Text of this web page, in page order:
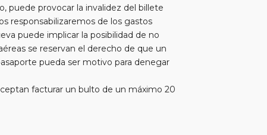
puede provocar la invalidez del billete
responsabilizaremos de los gastos
puede implicar la posibilidad de no
se reservan el derecho de que un
pueda ser motivo para denegar
facturar un bulto de un máximo 20
el exceso de equipaje a la